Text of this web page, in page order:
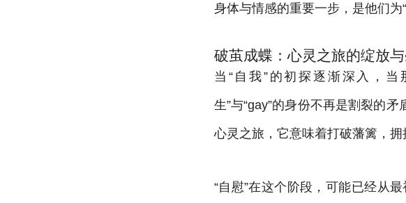
身体与情感的重要一步，是他们为
破茧成蝶：心灵之旅的绽放
当“自我”的初探逐渐深入，
生”与“gay”的身份不再是割裂的
心灵之旅，它意味着打破藩篱，
“自慰”在这个阶段，可能已经从